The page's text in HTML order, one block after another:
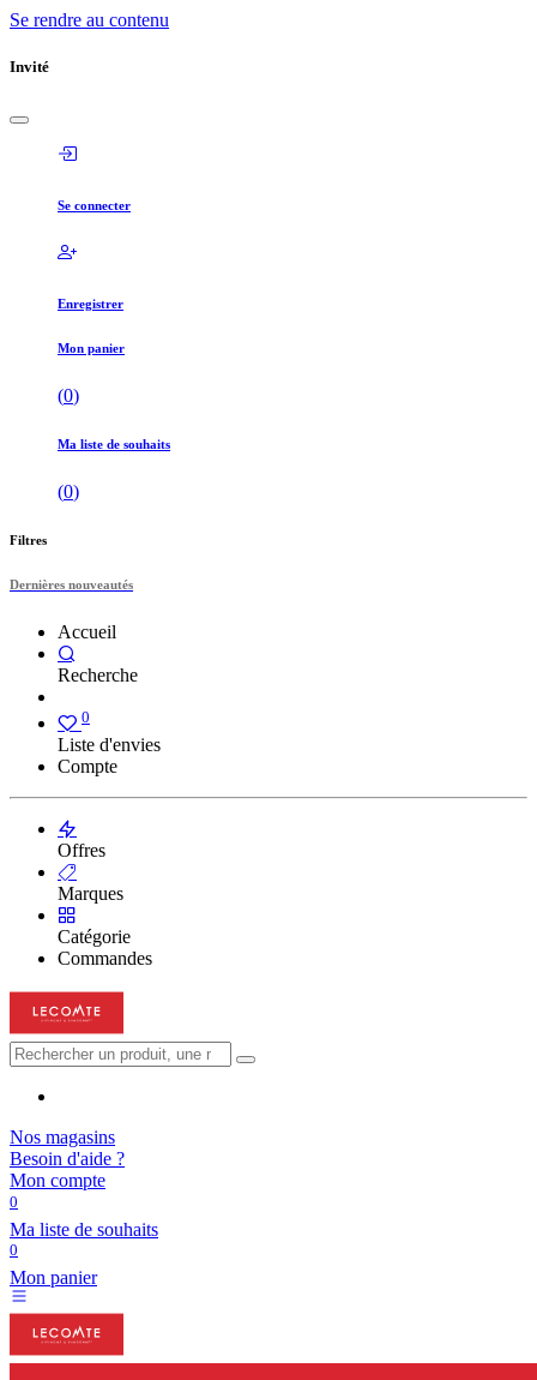
Se rendre au contenu
Invité
Se connecter
Enregistrer
Mon panier
(0)
Ma liste de souhaits
(0)
Filtres
Dernières nouveautés
Accueil
Recherche
0
Liste d'envies
Compte
Offres
Marques
Catégorie
Commandes
Nos magasins
Besoin d'aide ?
Mon compte
0
Ma liste de souhaits
0
Mon panier